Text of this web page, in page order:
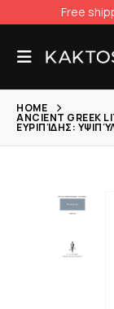
Free
HOME
ANCIENT GREEK
ΕΥΡΙΠΊΔΗΣ: